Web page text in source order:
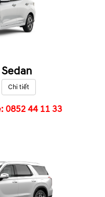
Chi tiết
0852 44 11 33